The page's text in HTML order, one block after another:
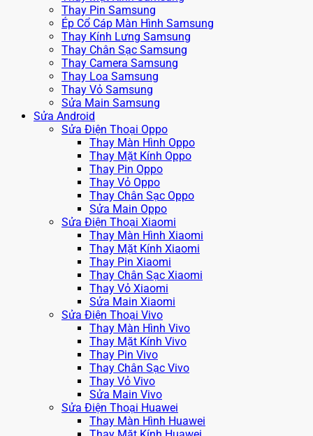
Thay Pin Samsung
Ép Cổ Cáp Màn Hình Samsung
Thay Kính Lưng Samsung
Thay Chân Sạc Samsung
Thay Camera Samsung
Thay Loa Samsung
Thay Vỏ Samsung
Sửa Main Samsung
Sửa Android
Sửa Điện Thoại Oppo
Thay Màn Hình Oppo
Thay Mặt Kính Oppo
Thay Pin Oppo
Thay Vỏ Oppo
Thay Chân Sạc Oppo
Sửa Main Oppo
Sửa Điện Thoại Xiaomi
Thay Màn Hình Xiaomi
Thay Mặt Kính Xiaomi
Thay Pin Xiaomi
Thay Chân Sạc Xiaomi
Thay Vỏ Xiaomi
Sửa Main Xiaomi
Sửa Điện Thoại Vivo
Thay Màn Hình Vivo
Thay Mặt Kính Vivo
Thay Pin Vivo
Thay Chân Sạc Vivo
Thay Vỏ Vivo
Sửa Main Vivo
Sửa Điện Thoại Huawei
Thay Màn Hình Huawei